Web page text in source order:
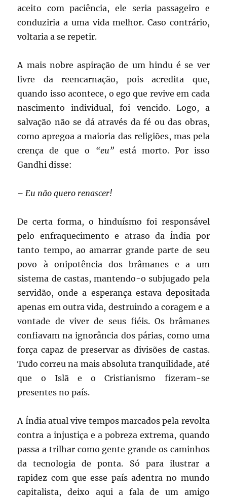
aceito com paciência, ele seria passageiro e
conduziria a uma vida melhor. Caso contrário,
voltaria a se repetir.
A mais nobre aspiração de um hindu é se ver
livre da reencarnação, pois acredita que,
quando isso acontece, o ego que revive em cada
nascimento individual, foi vencido. Logo, a
salvação não se dá através da fé ou das obras,
como apregoa a maioria das religiões, mas pela
crença de que o “eu”está morto. Por isso
Gandhi disse:
– Eu não quero renascer!
De certa forma, o hinduísmo foi responsável
pelo enfraquecimento e atraso da Índia por
tanto tempo, ao amarrar grande parte de seu
povo à onipotência dos brâmanes e a um
sistema de castas, mantendo-o subjugado pela
servidão, onde a esperança estava depositada
apenas em outra vida, destruindo a coragem e a
vontade de viver de seus fiéis. Os brâmanes
confiavam na ignorância dos párias, como uma
força capaz de preservar as divisões de castas.
Tudo correu na mais absoluta tranquilidade, até
que o Islã e o Cristianismo fizeram-se
presentes no país.
A Índia atual vive tempos marcados pela revolta
contra a injustiça e a pobreza extrema, quando
passa a trilhar como gente grande os caminhos
da tecnologia de ponta. Só para ilustrar a
rapidez com que esse país adentra no mundo
capitalista, deixo aqui a fala de um amigo